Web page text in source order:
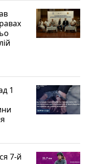
1
7-й